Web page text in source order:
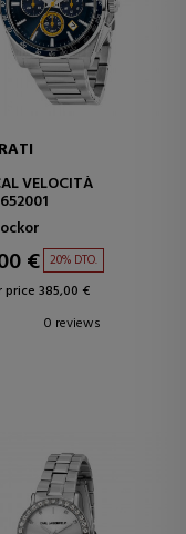
VELOCITÀ
€ 20% DTO.
price 385,00 €
0 reviews